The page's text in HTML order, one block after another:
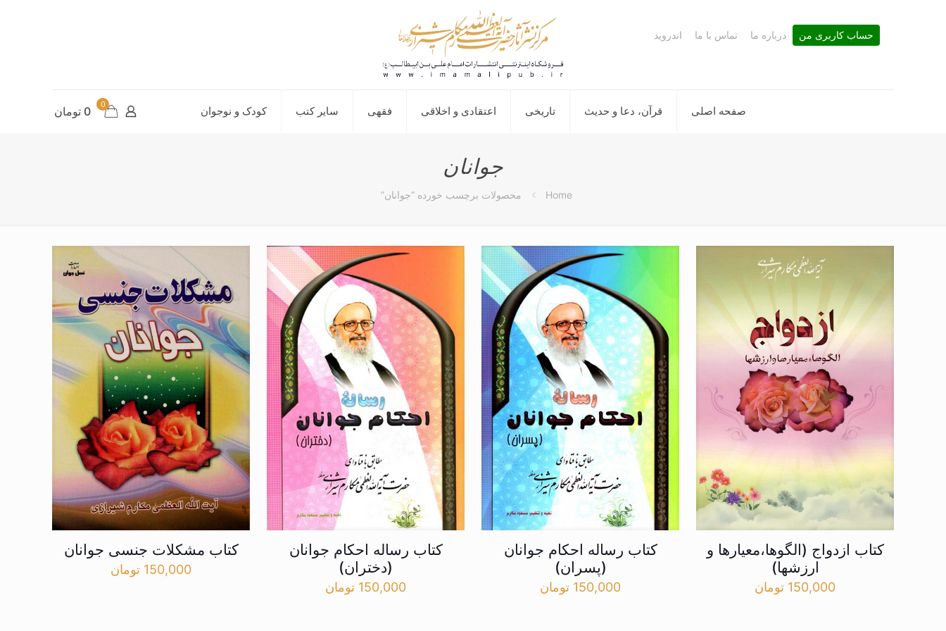
صفحه اصلی قرآن، دعا و حدیث تاریخی اعتقادی و اخلاقی فقهی سایر کتب کودک و نوجوان
حساب کاربری من درباره ما تماس با ما اندروید
0 0 تومان
جوانان
Home محصولات برچسب خورده “جوانان”
کتاب ازدواج (الگوها،معیارها و
ارزشها)
150,000 تومان
کتاب رساله احکام جوانان
(پسران)
150,000 تومان
کتاب رساله احکام جوانان
(دختران)
150,000 تومان
کتاب مشکلات جنسی جوانان
150,000 تومان